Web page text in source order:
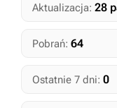
Aktualizacja: 28
Pobrań: 64
Ostatnie 7 dni: 0